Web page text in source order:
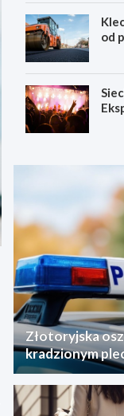
od
Złotoryjska
kradzionym